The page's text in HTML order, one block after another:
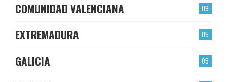
09
COMUNIDAD VALENCIANA
05
EXTREMADURA
05
GALICIA